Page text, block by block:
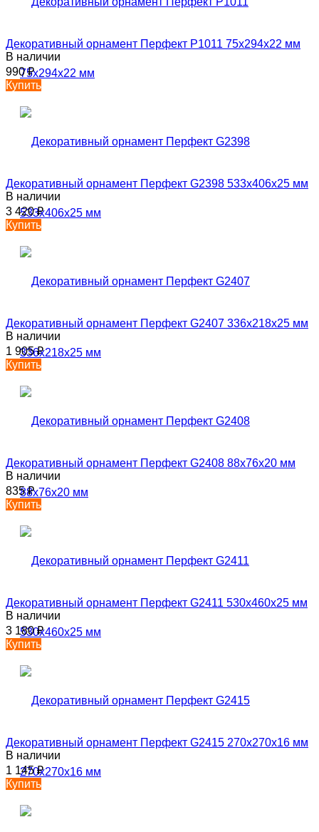
Декоративный орнамент Перфект P1011 75х294х22 мм
В наличии
990₽
Купить
Декоративный орнамент Перфект G2398 533х406х25 мм
В наличии
3 420₽
Купить
Декоративный орнамент Перфект G2407 336х218х25 мм
В наличии
1 905₽
Купить
Декоративный орнамент Перфект G2408 88х76х20 мм
В наличии
835₽
Купить
Декоративный орнамент Перфект G2411 530х460х25 мм
В наличии
3 180₽
Купить
Декоративный орнамент Перфект G2415 270х270х16 мм
В наличии
1 145₽
Купить